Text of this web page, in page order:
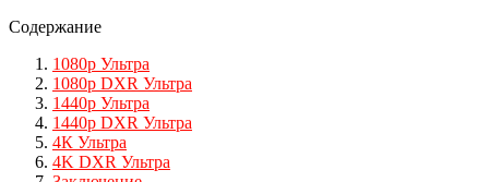
Содержание
1080p Ультра
1080p DXR Ультра
1440p Ультра
1440p DXR Ультра
4К Ультра
4K DXR Ультра